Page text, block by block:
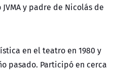
y padre de Nicolás de
en el teatro en 1980 y
pasado. Participó en cerca